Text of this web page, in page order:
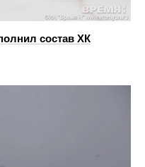
состав ХК